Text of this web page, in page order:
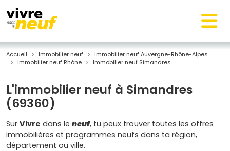
Accueil Immobilier neuf
Immobilier neuf Auvergne-Rhône-Alpes
Immobilier neuf Rhône
Immobilier neuf Simandres
L'immobilier neuf à Simandres
(69360)
Sur Vivre dans le neuf, tu peux trouver toutes les offres
immobilières et programmes neufs dans ta région,
département ou ville.